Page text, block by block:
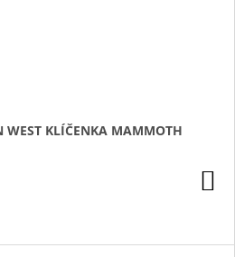
WEST KLÍČENKA MAMMOTH